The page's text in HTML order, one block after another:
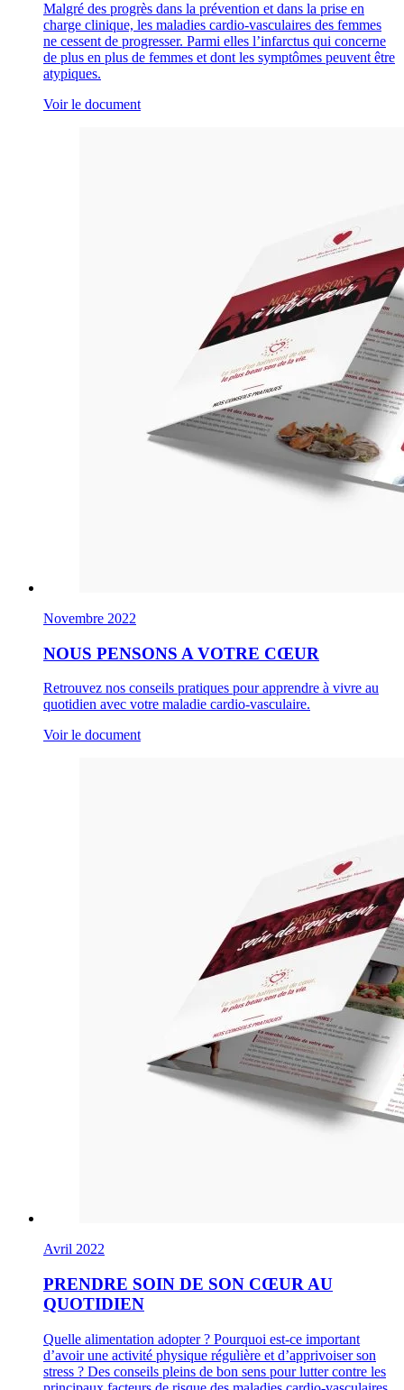
Malgré des progrès dans la prévention et dans la prise en
charge clinique, les maladies cardio-vasculaires des femmes
ne cessent de progresser. Parmi elles l’infarctus qui concerne
de plus en plus de femmes et dont les symptômes peuvent être
atypiques.
Voir le document
Novembre 2022
NOUS PENSONS A VOTRE CŒUR
Retrouvez nos conseils pratiques pour apprendre à vivre au
quotidien avec votre maladie cardio-vasculaire.
Voir le document
Avril 2022
PRENDRE SOIN DE SON CŒUR AU
QUOTIDIEN
Quelle alimentation adopter ? Pourquoi est-ce important
d’avoir une activité physique régulière et d’apprivoiser son
stress ? Des conseils pleins de bon sens pour lutter contre les